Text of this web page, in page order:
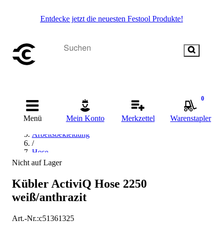
Entdecke jetzt die neuesten Festool Produkte!
Menü Mein Konto Merkzettel
0
Warenstapler
Startseite
/
Arbeitskleidung & Arbeitsschutz
Arbeitsbekleidung
/
Hose
/
Kübler Workwear Arbeitshose & Bundhose
Nicht auf Lager
Kübler ActiviQ Hose 2250
weiß/anthrazit
Art.-Nr.:c51361325